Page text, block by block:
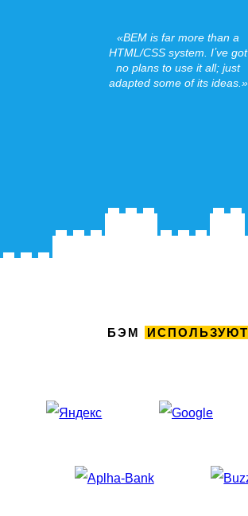
BEM is far more than a
HTML/CSS system. Iʼve got
no plans to use it all; just
adapted some of its ideas.
БЭМ ИСПОЛЬЗУЮТ